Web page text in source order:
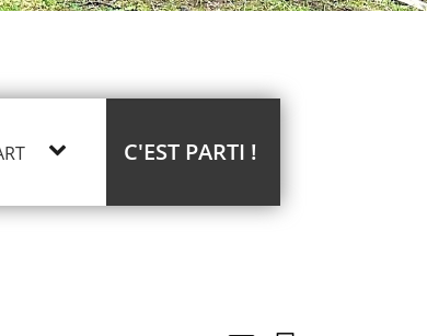
C'EST PARTI !